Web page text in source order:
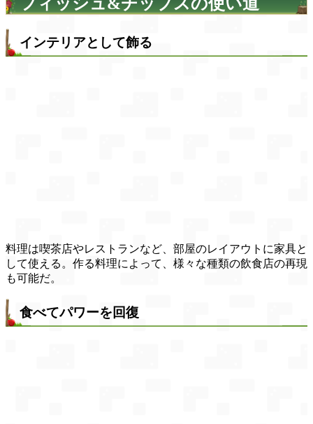
フィッシュ&チップスの使い道
インテリアとして飾る
料理は喫茶店やレストランなど、部屋のレイアウトに家具と
して使える。作る料理によって、様々な種類の飲食店の再現
も可能だ。
食べてパワーを回復